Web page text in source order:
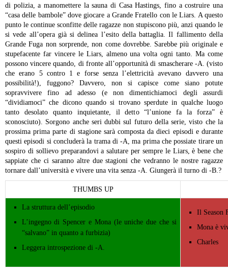
di polizia, a manomettere la sauna di Casa Hastings, fino a costruire una
“casa delle bambole” dove giocare a Grande Fratello con le Liars. A questo
punto le continue sconfitte delle ragazze non stupiscono più, anzi quando le
si vede all’opera già si delinea l’esito della battaglia. Il fallimento della
Grande Fuga non sorprende, non come dovrebbe. Sarebbe più originale e
stupefacente far vincere le Liars, almeno una volta ogni tanto. Ma come
possono vincere quando, di fronte all’opportunità di smascherare -A. (visto
che erano 5 contro 1 e forse senza l’elettricità avevano davvero una
possibilità!), fuggono? Davvero, non si capisce come siano potute
sopravvivere fino ad adesso (e non dimentichiamoci degli assurdi
“dividiamoci” che dicono quando si trovano sperdute in qualche luogo
tanto desolato quanto inquietante, il detto “l’unione fa la forza” è
sconosciuto). Sorgono anche seri dubbi sul futuro della serie, visto che la
prossima prima parte di stagione sarà composta da dieci episodi e durante
questi episodi si concluderà la trama di -A, ma prima che possiate tirare un
sospiro di sollievo preparandovi a salutare per sempre le Liars, è bene che
sappiate che ci saranno altre due stagioni che vedranno le nostre ragazze
tornare dall’università e vivere una vita senza -A. Giungerà il turno di -B.?
THUMBS UP
La struttura dell’episodio
L’ingegno di Spencer e Mona (le uniche due che si
“salvano” in quanto a furbizia)
Leggera introspezione di -A.
Il Season
Mona è
Charles